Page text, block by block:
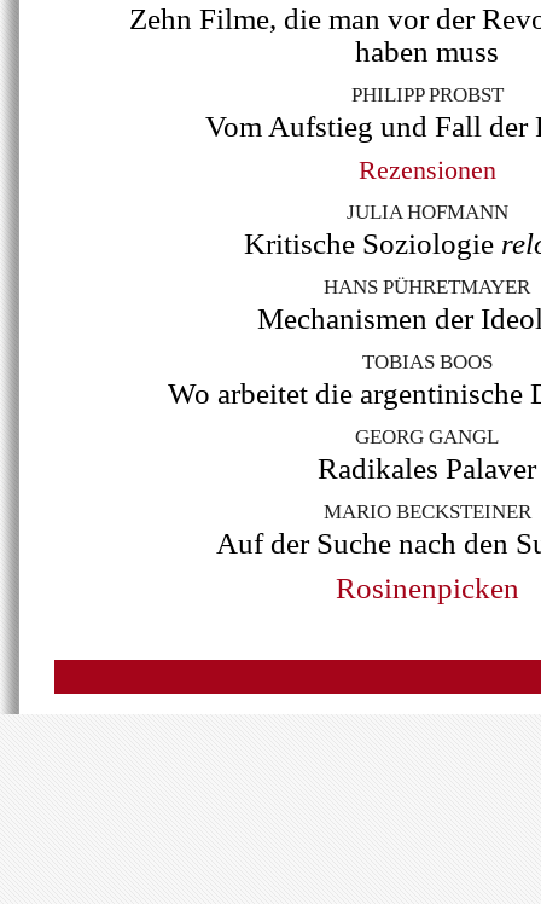
Zehn Filme, die man vor der
haben muss
PHILIPP PROBST
Vom Aufstieg und Fall der
Rezensionen
JULIA HOFMANN
Kritische Soziologie
HANS PÜHRETMAYER
Mechanismen der
TOBIAS BOOS
Wo arbeitet die argentinische
GEORG GANGL
Radikales Palaver
MARIO BECKSTEINER
Auf der Suche nach den
Rosinenpicken